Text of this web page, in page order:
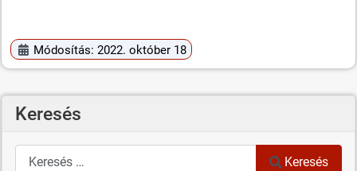
Módosítás: 2022. október 18
Keresés
Keresés
Keresés